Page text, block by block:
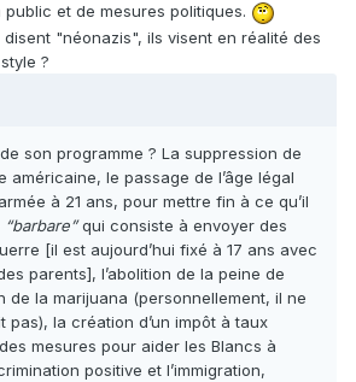
et de mesures politiques.
"néonazis", ils visent en réalité des
?
son programme ? La suppression de
américaine, le passage de l’âge légal
à 21 ans, pour mettre fin à ce qu’il
“barbare”qui consiste à envoyer des
[il est aujourd’hui fixé à 17 ans avec
parents], l’abolition de la peine de
de la marijuana (personnellement, il ne
pas), la création d’un impôt à taux
mesures pour aider les Blancs à
positive et l’immigration,